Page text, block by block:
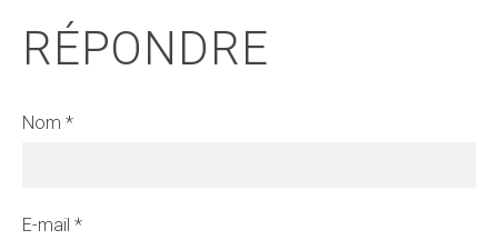
RÉPONDRE
Nom *
E-mail *